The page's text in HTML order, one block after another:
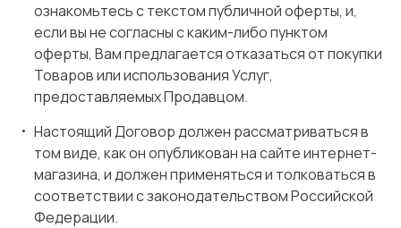
ознакомьтесь с текстом публичной оферты, и,
если вы не согласны с каким-либо пунктом
оферты, Вам предлагается отказаться от покупки
Товаров или использования Услуг,
предоставляемых Продавцом.
Настоящий Договор должен рассматриваться в
том виде, как он опубликован на сайте интернет-
магазина, и должен применяться и толковаться в
соответствии с законодательством Российской
Федерации.